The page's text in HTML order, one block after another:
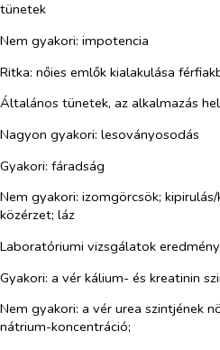
tünetek
Nem gyakori: impotencia
Ritka: nőies emlők kialakulása
Általános tünetek, az alkalmazás
Nagyon gyakori: lesoványosodás
Gyakori: fáradság
Nem gyakori: izomgörcsök;
közérzet; láz
Laboratóriumi vizsgálatok
Gyakori: a vér kálium- és kreatinin
Nem gyakori: a vér urea szintjének
nátrium-koncentráció;